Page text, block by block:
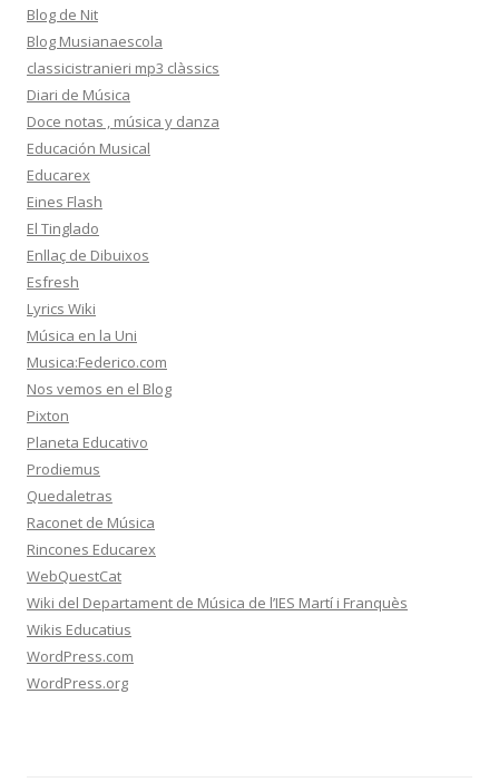
Blog de Nit
Blog Musianaescola
classicistranieri mp3 clàssics
Diari de Música
Doce notas , música y danza
Educación Musical
Educarex
Eines Flash
El Tinglado
Enllaç de Dibuixos
Esfresh
Lyrics Wiki
Música en la Uni
Musica:Federico.com
Nos vemos en el Blog
Pixton
Planeta Educativo
Prodiemus
Quedaletras
Raconet de Música
Rincones Educarex
WebQuestCat
Wiki del Departament de Música de l’IES Martí i Franquès
Wikis Educatius
WordPress.com
WordPress.org